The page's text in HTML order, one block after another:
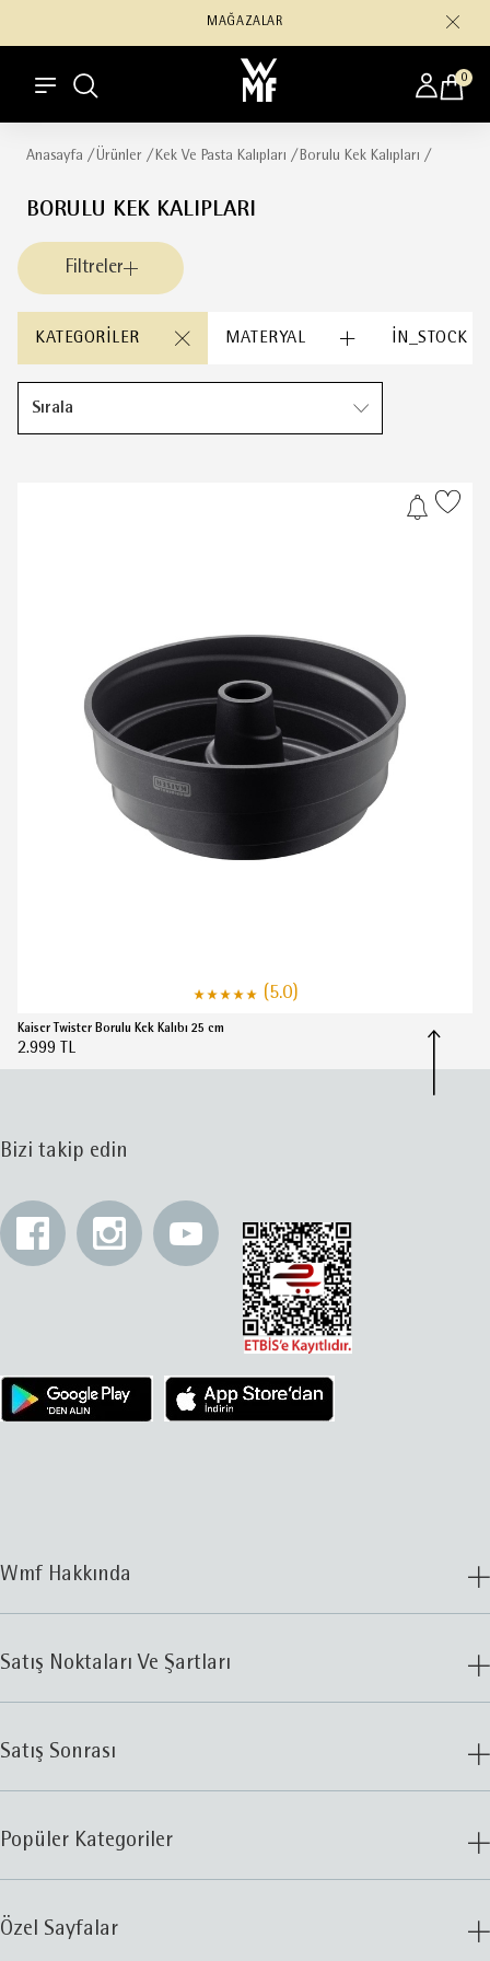
MAĞAZALAR
0
Anasayfa / Ürünler / Kek Ve Pasta Kalıpları / Borulu Kek Kalıpları /
BORULU KEK KALIPLARI
Filtreler
KATEGORILER MATERYAL IN_STOCK
Sırala
(5.0)
Kaiser Twister Borulu Kek Kalıbı 25 cm
2.999 TL
Bizi takip edin
Wmf Hakkında
Satış Noktaları Ve Şartları
Satış Sonrası
Popüler Kategoriler
Özel Sayfalar